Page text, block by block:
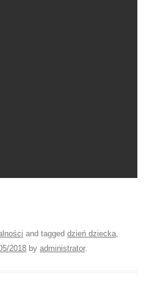
and tagged dzień dziecka,
2018 by administrator.